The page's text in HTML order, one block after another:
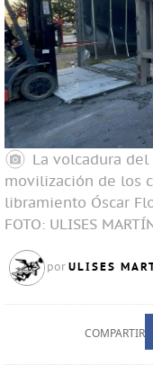
La volcadura
movilización de los
libramiento Óscar
FOTO: ULISES
por ULISES
COMPARTIR